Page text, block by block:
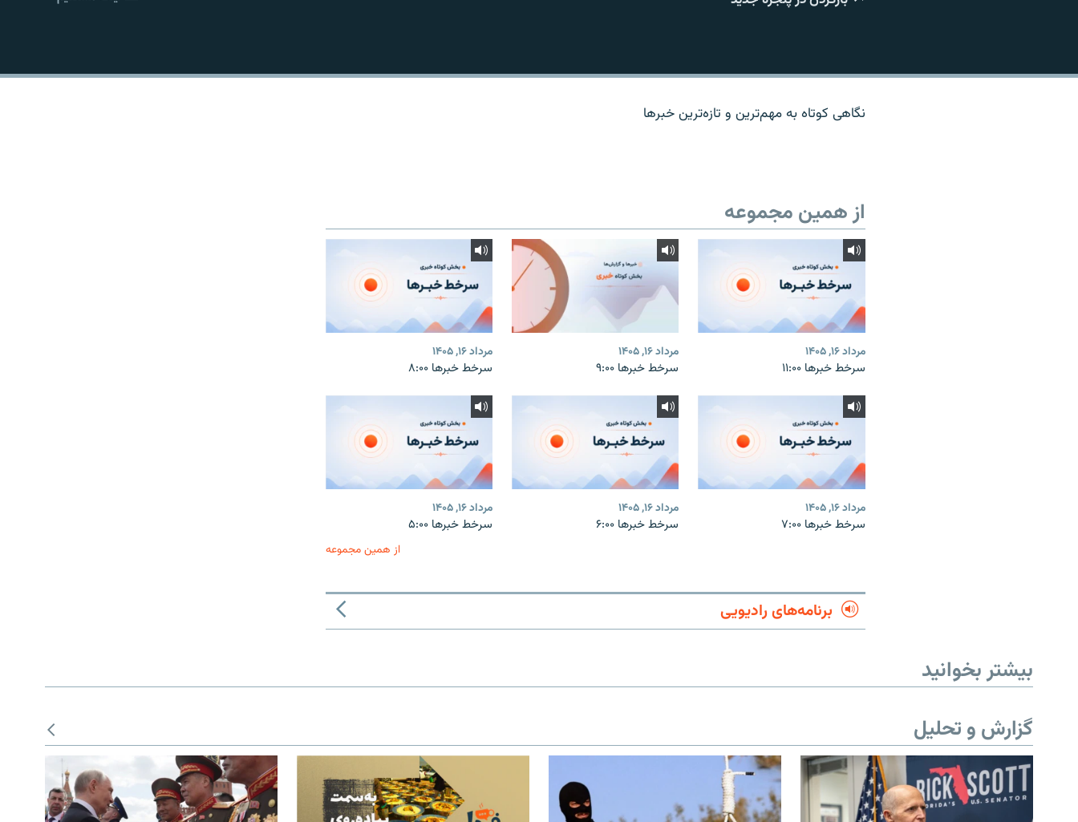
EMBED
نگاهی کوتاه به مهم‌ترين و تازه‌ترين خبرها
از همین مجموعه
مرداد ۱۶, ۱۴۰۵
سرخط خبرها ۱۱:۰۰
مرداد ۱۶, ۱۴۰۵
سرخط خبرها ۹:۰۰
مرداد ۱۶, ۱۴۰۵
سرخط خبرها ۸:۰۰
مرداد ۱۶, ۱۴۰۵
سرخط خبرها ۷:۰۰
مرداد ۱۶, ۱۴۰۵
سرخط خبرها ۶:۰۰
مرداد ۱۶, ۱۴۰۵
سرخط خبرها ۵:۰۰
از همین مجموعه
برنامه‌های رادیویی
بیشتر بخوانید
گزارش و تحلیل